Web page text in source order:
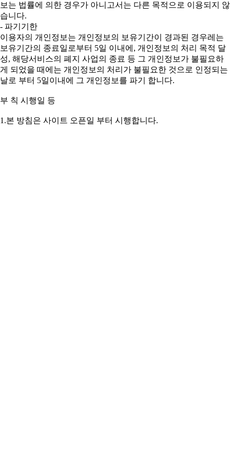
보는 법률에 의한 경우가 아니고서는 다른 목적으로 이용되지 않
습니다.
- 파기기한
이용자의 개인정보는 개인정보의 보유기간이 경과된 경우레는
보유기간의 종료일로부터 5일 이내에, 개인정보의 처리 목적 달
성, 해당서비스의 폐지 사업의 종료 등 그 개인정보가 불필요하
게 되었을 때에는 개인정보의 처리가 불필요한 것으로 인정되는
날로 부터 5일이내에 그 개인정보를 파기 합니다.
부 칙 시행일 등
1.본 방침은 사이트 오픈일 부터 시행합니다.